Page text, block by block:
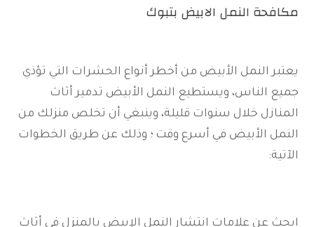
مكافحة النمل الابيض بتبوك
يعتبر النمل الأبيض من أخطر أنواع الحشرات التي تؤذي
جميع الناس، ويستطيع النمل الأبيض تدمير أثاث
المنازل خلال سنوات قليلة، وينبغي أن تخلص منزلك من
النمل الأبيض في أسرع وقت ؛ وذلك عن طريق الخطوات
الآتية:
ابحث عن علامات انتشار النمل الإبيض بالمنزل في أثاث